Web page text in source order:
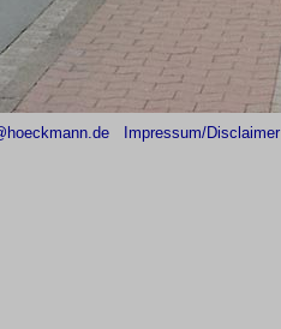
Impressum/Disclaimer